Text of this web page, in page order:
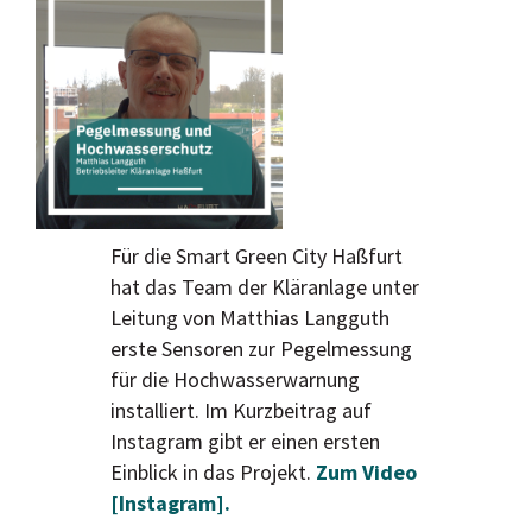
Für die Smart Green City Haßfurt
hat das Team der Kläranlage unter
Leitung von Matthias Langguth
erste Sensoren zur Pegelmessung
für die Hochwasserwarnung
installiert. Im Kurzbeitrag auf
Instagram gibt er einen ersten
Einblick in das Projekt. Zum Video
[Instagram].